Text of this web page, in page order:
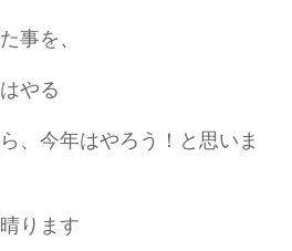
事を、
やる
、今年はやろう！と思いま
ります